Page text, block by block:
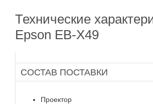
Технические
Epson EB-X49
СОСТАВ ПОСТАВКИ
Проектор